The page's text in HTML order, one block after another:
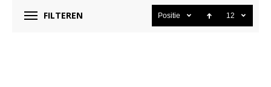
FILTEREN Positie 12